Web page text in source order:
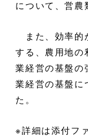
について、営農
また、効率的
する、農用地の
業経営の基盤の
業経営の基盤に
た。
※詳細は添付フ